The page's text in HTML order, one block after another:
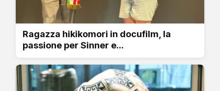
Ragazza hikikomori in docufilm, la
passione per Sinner e...